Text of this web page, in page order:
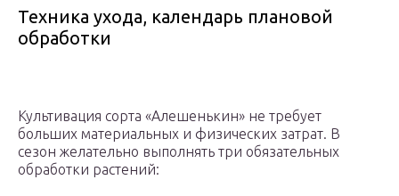
Техника ухода, календарь плановой
обработки
Культивация сорта «Алешенькин» не требует
больших материальных и физических затрат. В
сезон желательно выполнять три обязательных
обработки растений: